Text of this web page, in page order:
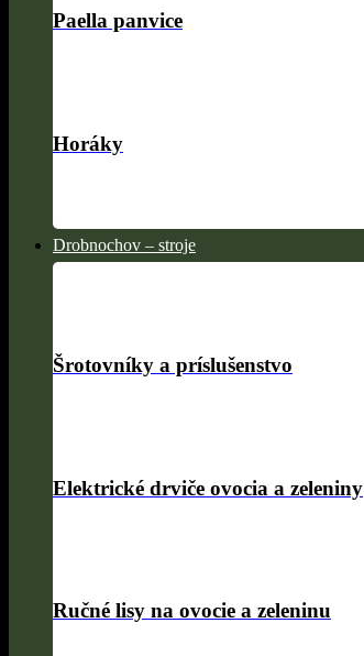
Paella panvice
Horáky
Drobnochov – stroje
Šrotovníky a príslušenstvo
Elektrické drviče ovocia a zeleniny
Ručné lisy na ovocie a zeleninu